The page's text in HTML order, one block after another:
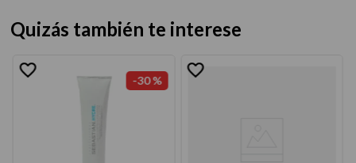
Quizás también te interese
-30 %